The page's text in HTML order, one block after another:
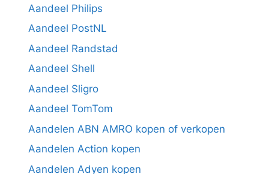
Aandeel Philips
Aandeel PostNL
Aandeel Randstad
Aandeel Shell
Aandeel Sligro
Aandeel TomTom
Aandelen ABN AMRO kopen of verkopen
Aandelen Action kopen
Aandelen Adyen kopen